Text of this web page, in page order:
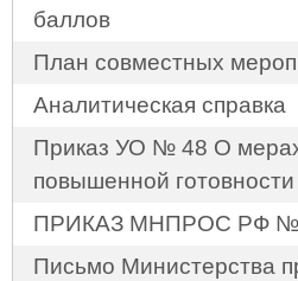
баллов
План совместных
Аналитическая справка
Приказ УО № 48 О
повышенной
ПРИКАЗ МНПРОС РФ №
Письмо Министерства